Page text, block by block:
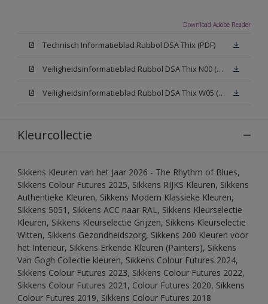
Download Adobe Reader
Technisch Informatieblad Rubbol DSA Thix (PDF)
Veiligheidsinformatieblad Rubbol DSA Thix N00 (MSDS)
Veiligheidsinformatieblad Rubbol DSA Thix W05 (MSDS)
Kleurcollectie
Sikkens Kleuren van het Jaar 2026 - The Rhythm of Blues,
Sikkens Colour Futures 2025, Sikkens RIJKS Kleuren, Sikkens
Authentieke Kleuren, Sikkens Modern Klassieke Kleuren,
Sikkens 5051, Sikkens ACC naar RAL, Sikkens Kleurselectie
Kleuren, Sikkens Kleurselectie Grijzen, Sikkens Kleurselectie
Witten, Sikkens Gezondheidszorg, Sikkens 200 Kleuren voor
het Interieur, Sikkens Erkende Kleuren (Painters), Sikkens
Van Gogh Collectie kleuren, Sikkens Colour Futures 2024,
Sikkens Colour Futures 2023, Sikkens Colour Futures 2022,
Sikkens Colour Futures 2021, Colour Futures 2020, Sikkens
Colour Futures 2019, Sikkens Colour Futures 2018